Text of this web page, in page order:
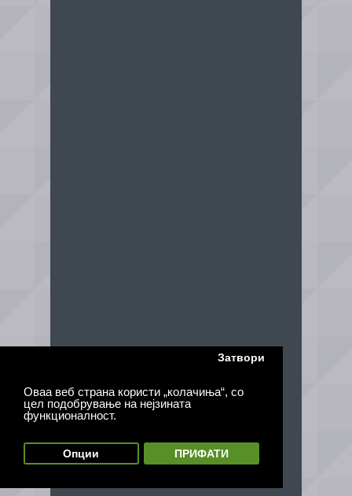
Оваа веб страна користи „колачиња“, со
цел подобрување на нејзината
функционалност.
Затвори
Опции ПРИФАТИ